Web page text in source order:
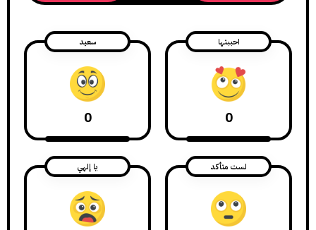
احببتها
0
سعيد
0
لست متأكد يا إلهي